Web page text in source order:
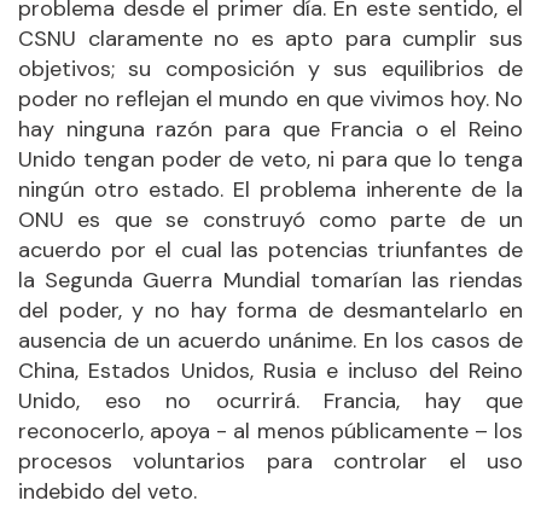
problema desde el primer día. En este sentido, el
CSNU claramente no es apto para cumplir sus
objetivos; su composición y sus equilibrios de
poder no reflejan el mundo en que vivimos hoy. No
hay ninguna razón para que Francia o el Reino
Unido tengan poder de veto, ni para que lo tenga
ningún otro estado. El problema inherente de la
ONU es que se construyó como parte de un
acuerdo por el cual las potencias triunfantes de
la Segunda Guerra Mundial tomarían las riendas
del poder, y no hay forma de desmantelarlo en
ausencia de un acuerdo unánime. En los casos de
China, Estados Unidos, Rusia e incluso del Reino
Unido, eso no ocurrirá. Francia, hay que
reconocerlo, apoya - al menos públicamente – los
procesos voluntarios para controlar el uso
indebido del veto.